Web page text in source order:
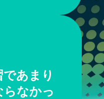
あまり
なかっ